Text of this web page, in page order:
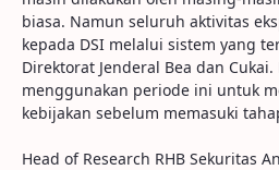
biasa. Namun seluruh aktivitas
kepada DSI melalui sistem yang
Direktorat Jenderal Bea dan
menggunakan periode ini untuk
kebijakan sebelum memasuki
Head of Research RHB Sekuritas